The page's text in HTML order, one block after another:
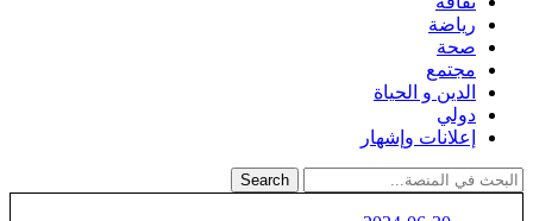
رياضة
صحة
مجتمع
الدين و الحياة
دولي
إعلانات وإشهار
Search